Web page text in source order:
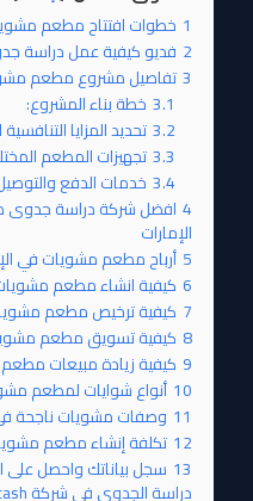
1 خطوات افتتاح مطعم مشويات في
2 فديو كيفية عمل دراسة
3تفاصيل مشروع مطعم
3.1 خطة بناء المشروع:
3.2تحديد المزايا
3.3تجهيزات المطعم
3.4 خدمات الدفع
4 افضل شركة دراسة
الإمارات
5 أرباح مطعم مشويات في
6 كيفية انشاء مطعم
7 كيفية ترخيص مطعم
8 كيفية تسويق مطعم
9 كيفية زيادة مبيعات
10 أنواع شوايات لمطعم
11 وصفات مشويات ناجحة
12 تكلفة إنشاء مطعم
13 سجل بياناتك واحصل على
دراسة الجدوى فى شركة profit cash